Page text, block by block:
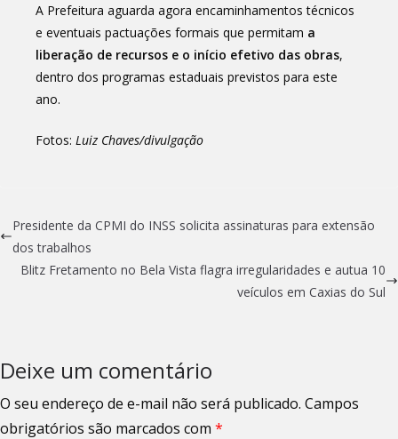
A Prefeitura aguarda agora encaminhamentos técnicos
e eventuais pactuações formais que permitam a
liberação de recursos e o início efetivo das obras,
dentro dos programas estaduais previstos para este
ano.
Fotos: Luiz Chaves/divulgação
Presidente da CPMI do INSS solicita assinaturas para extensão
dos trabalhos
Blitz Fretamento no Bela Vista flagra irregularidades e autua 10
veículos em Caxias do Sul
Deixe um comentário
O seu endereço de e-mail não será publicado. Campos
obrigatórios são marcados com *